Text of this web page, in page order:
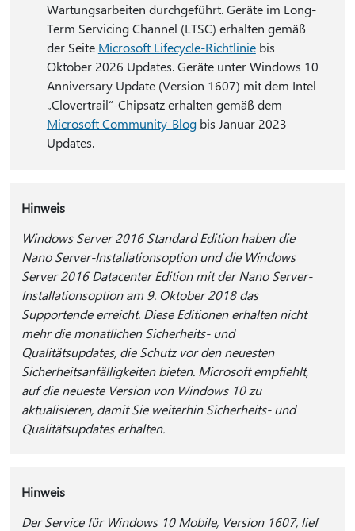
Wartungsarbeiten durchgeführt. Geräte im Long-
Term Servicing Channel (LTSC) erhalten gemäß
der Seite Microsoft Lifecycle-Richtliniebis
Oktober 2026 Updates. Geräte unter Windows 10
Anniversary Update (Version 1607) mit dem Intel
„Clovertrail“-Chipsatz erhalten gemäß dem
Microsoft Community-Blogbis Januar 2023
Updates.
Hinweis
Windows Server 2016 Standard Edition haben die
Nano Server-Installationsoption und die Windows
Server 2016 Datacenter Edition mit der Nano Server-
Installationsoption am 9. Oktober 2018 das
Supportende erreicht. Diese Editionen erhalten nicht
mehr die monatlichen Sicherheits- und
Qualitätsupdates, die Schutz vor den neuesten
Sicherheitsanfälligkeiten bieten. Microsoft empfiehlt,
auf die neueste Version von Windows 10 zu
aktualisieren, damit Sie weiterhin Sicherheits- und
Qualitätsupdates erhalten.
Hinweis
Der Service für Windows 10 Mobile, Version 1607, lief